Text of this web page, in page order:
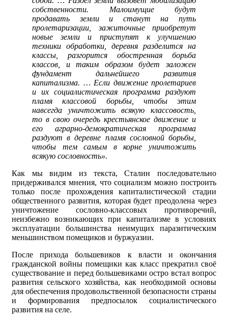
собственности. Малоимущие будут
продавать земли и станут на путь
пролетаризации, зажиточные приобретут
новые земли и приступят к улучшению
техники обработки, деревня разделится на
классы, разгорится обостренная борьба
классов, и таким образом будет заложен
фундамент дальнейшего развития
капитализма. … Если движение пролетариев
и их социалистическая программа раздуют
пламя классовой борьбы, чтобы этим
навсегда уничтожить всякую классовость,
то в свою очередь крестьянское движение и
его аграрно-демократическая программа
раздуют в деревне пламя сословной борьбы,
чтобы тем самым в корне уничтожить
всякую сословность».
Как мы видим из текста, Сталин последовательно
придерживался мнения, что социализм можно построить
только после прохождения капиталистической стадии
общественного развития, которая будет преодолена через
уничтожение сословно-классовых противоречий,
неизбежно возникающих при капитализме в условиях
эксплуатации большинства неимущих паразитическим
меньшинством помещиков и буржуазии.
После прихода большевиков к власти и окончания
гражданской войны помещики как класс прекратил своё
существование и перед большевиками остро встал вопрос
развития сельского хозяйства, как необходимой основы
для обеcпечения продовольственной безопасности страны
и формирования предпосылок социалистического
развития на селе.